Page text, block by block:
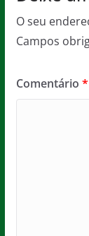
O seu
Campos
Comentário *